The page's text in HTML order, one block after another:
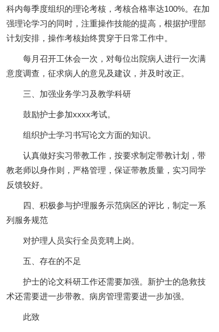
科内每季度组织的理论考核，考核合格率达100%。在加
强理论学习的同时，注重操作技能的提高，根据护理部
计划安排，操作考核始终贯穿于日常工作中。
每月召开工休会一次，对每位出院病人进行一次满
意度调查，征求病人的意见及建议，并及时改正。
三、加强业务学习及教学科研
鼓励护士参加xxxx考试。
组织护士学习书写论文方面的知识。
认真做好实习带教工作，按要求制定带教计划，带
教老师以身作则，严格管理，保证带教质量，实习同学
反馈较好。
四、积极参与护理服务示范病区的评比，制定一系
列服务规范
对护理人员实行全员竞聘上岗。
五、存在的不足
护士的论文科研工作还需要加强。新护士的急救技
术还需要进一步带教。病房管理需要进一步加强。
此致